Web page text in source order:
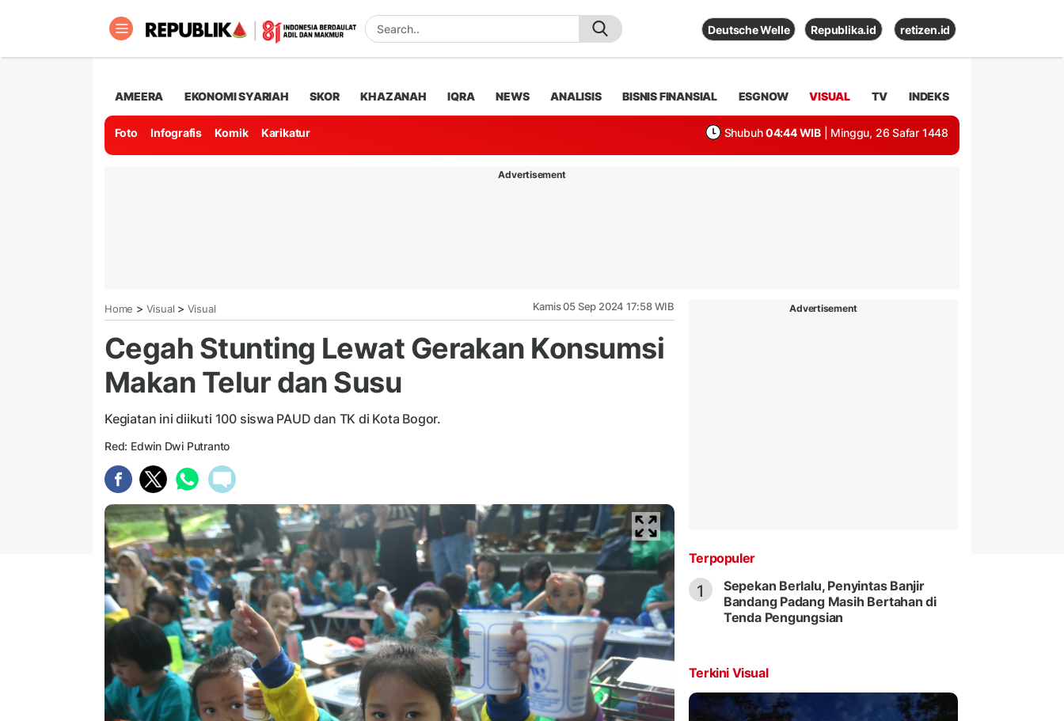
Deutsche Welle Republika.id retizen.id
AMEERA EKONOMI SYARIAH SKOR KHAZANAH IQRA NEWS ANALISIS BISNIS FINANSIAL ESGNOW VISUAL TV INDEKS
Foto Infografis Komik Karikatur Shubuh 04:44 WIB | Minggu, 26 Safar 1448
Advertisement
Home > Visual > Visual Kamis 05 Sep 2024 17:58 WIB
Cegah Stunting Lewat Gerakan Konsumsi
Makan Telur dan Susu
Kegiatan ini diikuti 100 siswa PAUD dan TK di Kota Bogor.
Red: Edwin Dwi Putranto
Advertisement
Terpopuler
1
Sepekan Berlalu, Penyintas Banjir
Bandang Padang Masih Bertahan di
Tenda Pengungsian
Terkini Visual